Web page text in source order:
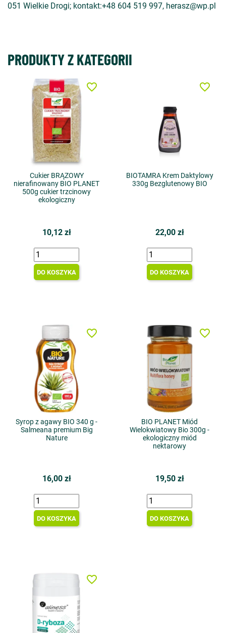
051 Wielkie Drogi; kontakt:+48 604 519 997, herasz@wp.pl
PRODUKTY Z KATEGORII
Cukier BRĄZOWY
nierafinowany BIO PLANET
500g cukier trzcinowy
ekologiczny
10,12 zł
DO KOSZYKA
favorite_border
BIOTAMRA Krem Daktylowy
330g Bezglutenowy BIO
22,00 zł
DO KOSZYKA
favorite_border
Syrop z agawy BIO 340 g -
Salmeana premium Big
Nature
16,00 zł
DO KOSZYKA
favorite_border
BIO PLANET Miód
Wielokwiatowy Bio 300g -
ekologiczny miód
nektarowy
19,50 zł
DO KOSZYKA
favorite_border
favorite_border